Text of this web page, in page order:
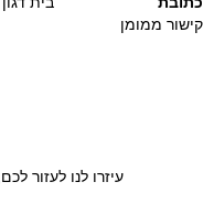
קישור ממומן
עיזרו לנו לעזור